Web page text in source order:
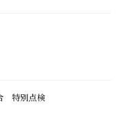
特別点検